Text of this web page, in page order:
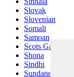
Slovak
Slovenian
Somali
Samoan
Scots Gaelic
Shona
Sindhi
Sundanese